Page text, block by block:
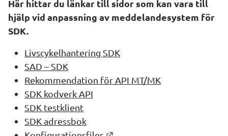
Här hittar du länkar till sidor som kan vara till
hjälp vid anpassning av meddelandesystem för
SDK.
Livscykelhantering SDK
SAD – SDK
Rekommendation för API MT/MK
SDK kodverk API
SDK testklient
SDK adressbok